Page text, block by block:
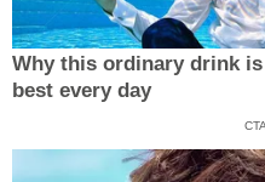
Why this ordinary drink
best every day